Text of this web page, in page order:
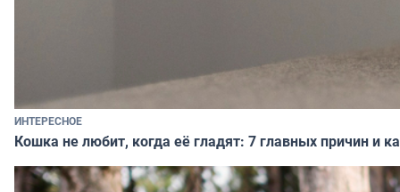
ИНТЕРЕСНОЕ
Кошка не любит, когда её гладят: 7 главных причин и